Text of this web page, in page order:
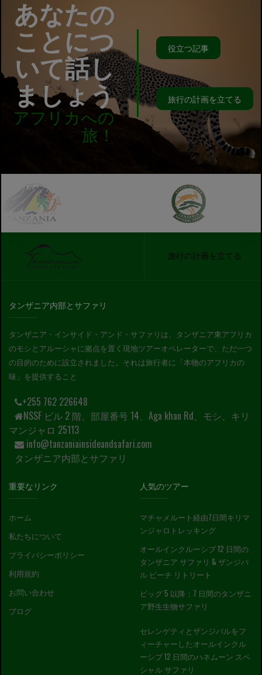
あなたの
ことにつ
いて話し
ましょう
アフリカへの
旅！
役立つ記事
旅行の計画を立てる
旅行の計画を立てる
タンザニア内部とサファリ
タンザニア・インサイド・アンド・サファリは、タンザニア東アフリカ
のモシとアルーシャに拠点を置く現地ツアーオペレーターで、ただ一つ
の目的のために設立されました。それは旅行者に「本物のアフリカの
味」を提供すること
+255 762 226648
NSSF ビル 2 階、部屋番号 14、Aga khan Rd、モシ、キリ
マンジャロ 25113
info@tanzaniainsideandsafari.com
タンザニア内部とサファリ
重要なリンク
ホーム
私たちについて
プライバシーポリシー
利用規約
お問い合わせ
ブログ
人気のツアー
マチャメルート経由7日間キリマ
ンジャロトレッキング
オールインクルーシブ 12 日間の
タンザニア サファリ & ザンジバ
ル ビーチ リトリート
ビッグ 5 以降：7 日間のタンザニ
ア野生生物サファリ
セレンゲティとザンジバルをフ
ィーチャーしたオールインクル
ーシブ 12 日間のハネムーン スペ
シャル サファリ